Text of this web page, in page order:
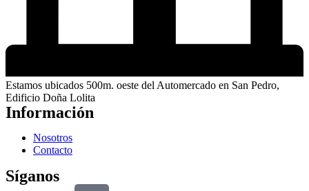
Estamos ubicados 500m. oeste del Automercado en San Pedro,
Edificio Doña Lolita
Información
Nosotros
Contacto
Síganos